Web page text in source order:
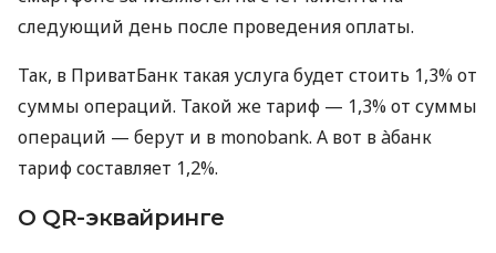
следующий день после проведения оплаты.
Так, в ПриватБанк такая услуга будет стоить 1,3% от
суммы операций. Такой же тариф — 1,3% от суммы
операций — берут и в monobank. А вот в àбанк
тариф составляет 1,2%.
О QR-эквайринге